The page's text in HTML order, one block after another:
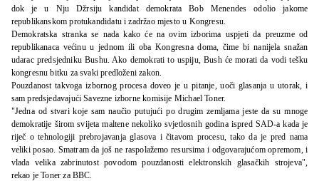
dok je u Nju Džrsiju kandidat demokrata Bob Menendes odolio jakome
republikanskom protukandidatu i zadržao mjesto u Kongresu.
Demokratska stranka se nada kako će na ovim izborima uspjeti da preuzme od
republikanaca većinu u jednom ili oba Kongresna doma, čime bi nanijela snažan
udarac predsjedniku Bushu. Ako demokrati to uspiju, Bush će morati da vodi tešku
kongresnu bitku za svaki predloženi zakon.
Pouzdanost takvoga izbornog procesa doveo je u pitanje, uoči glasanja u utorak, i
sam predsjedavajući Savezne izborne komisije Michael Toner.
"Jedna od stvari koje sam naučio putujući po drugim zemljama jeste da su mnoge
demokratije širom svijeta maltene nekoliko svjetlosnih godina ispred SAD-a kada je
riječ o tehnologiji prebrojavanja glasova i čitavom procesu, tako da je pred nama
veliki posao. Smatram da još ne raspolažemo resursima i odgovarajućom opremom, i
vlada velika zabrinutost povodom pouzdanosti elektronskih glasačkih strojeva",
rekao je Toner za BBC.